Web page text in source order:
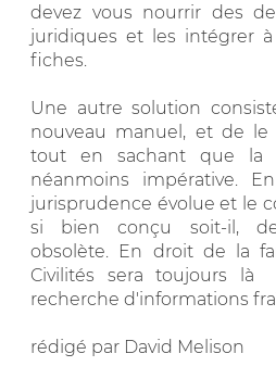
devez vous nourrir des
juridiques et les intégrer
fiches.
Une autre solution
nouveau manuel, et de le
tout en sachant que
néanmoins impérative.
jurisprudence évolue et le
si bien conçu soit-il,
obsolète. En droit de la
Civilités sera toujours là
recherche d'informations
rédigé par David Melison